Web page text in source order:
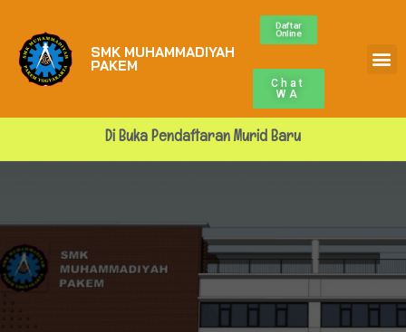
SMK MUHAMMADIYAH
PAKEM
Daftar
Online
Chat
WA
Di Buka Pendaftaran Murid Baru